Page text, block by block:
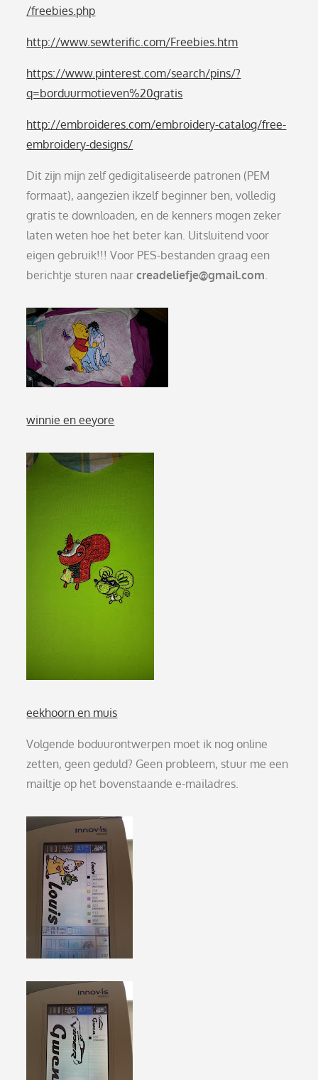
/freebies.php
http://www.sewterific.com/Freebies.htm
https://www.pinterest.com/search/pins/?
q=borduurmotieven%20gratis
http://embroideres.com/embroidery-catalog/free-
embroidery-designs/
Dit zijn mijn zelf gedigitaliseerde patronen (PEM
formaat), aangezien ikzelf beginner ben, volledig
gratis te downloaden, en de kenners mogen zeker
laten weten hoe het beter kan. Uitsluitend voor
eigen gebruik!!! Voor PES-bestanden graag een
berichtje sturen naarcreadeliefje@gmail.com
winnie en eeyore
eekhoorn en muis
Volgende boduurontwerpen moet ik nog online
zetten, geen geduld? Geen probleem, stuur me een
mailtje op het bovenstaande e-mailadres.